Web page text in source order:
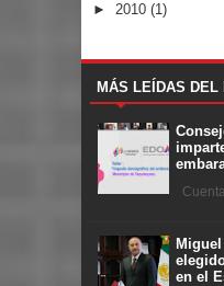
► 2010 (1)
MÁS LEÍDAS DEL
en el